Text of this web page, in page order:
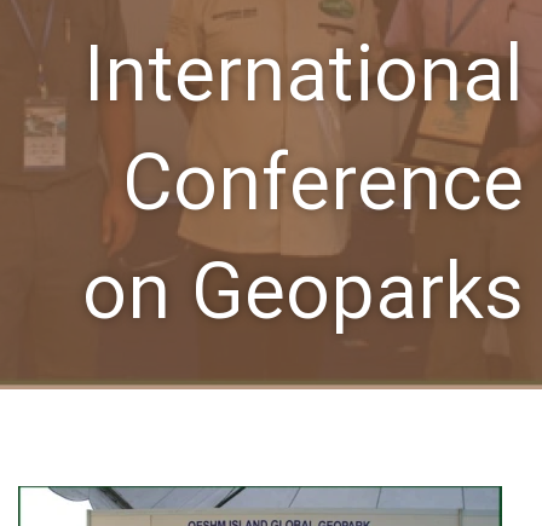
International
Conference
on Geoparks